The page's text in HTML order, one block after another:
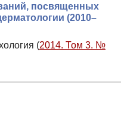
посвященных
(2010–
(2014. Том 3. №